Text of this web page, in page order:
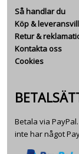
Så handlar du
Köp &
Retur &
Kontakta oss
Cookies
Betala via
inte har något